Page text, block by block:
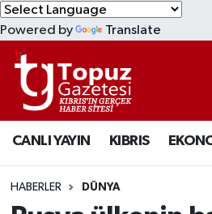
Powered by Translate
CANLI YAYIN KIBRIS
HABERLER DÜNYA
KIBRIS
DÜNYA
EKONOMİ
MAGAZİN
Lefkoşa Nöbetçi Eczaneler
Lefkoşa Hava Durumu
Lefkoşa Trafik Yoğunluk
Süper Lig Puan Durumu ve